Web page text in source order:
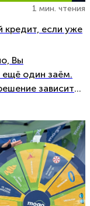
1 мин. чтения
кредит, если уже
Вы
ещё один заём.
зависит
Вас уже есть. В
[…]